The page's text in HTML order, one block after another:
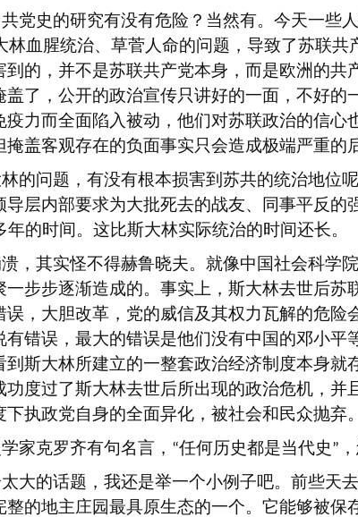
党史的研究有没有危险？当然有。今天一些
林血腥统治、草菅人命的问题，导致了苏联
到的，并不是苏联共产党本身，而是欧洲的
盖了，公开的政治宣传只讲好的一面，不好
疫力而全面陷入被动，他们对苏联政治的信
盖客观存在的负面事实只会造成极端严重的
的问题，有没有根本损害到苏共的统治地位
导层内部要求为大批死去的战友、同事平反
年的时间。这比斯大林实际统治的时间还长。
，其实怪不得赫鲁晓夫。就像中国社会科学
步步逐渐造成的。事实上，斯大林去世后苏
误，大胆改革，党的威信及其权力瓦解的危
有错误，最大的错误是他们没有中国的邓小
斯大林所建立的一整套政治经济制度本身
功度过了斯大林去世后所出现的政治危机，
执政党自身的全面异化，被社会和民众抛弃。
家克罗齐有句名言， “任何历史都是当代史 ”
大的话题，我还是举一个小例子吧。前些天
整的地主庄园最具原生态的一个。它能够被